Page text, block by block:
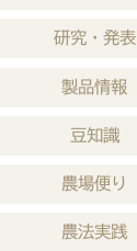
研究・発表
製品情報
豆知識
農場便り
農法実践